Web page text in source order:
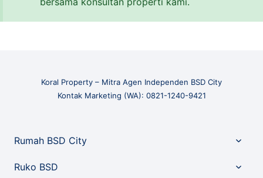
Koral Property – Mitra Agen Independen BSD City
Kontak Marketing (WA): 0821-1240-9421
Rumah BSD City
Toggle
Ruko BSD
Toggle